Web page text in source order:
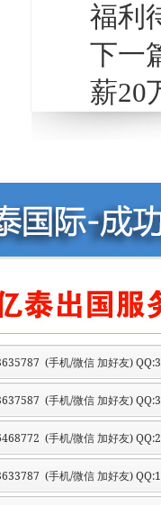
福利
下一
薪20
(手机/微信 加好友)
(手机/微信 加好友)
(手机/微信 加好友)
(手机/微信 加好友)